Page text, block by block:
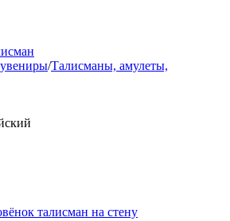
/Талисманы, амулеты,
талисман на стену